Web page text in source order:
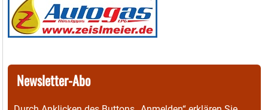
Newsletter-Abo